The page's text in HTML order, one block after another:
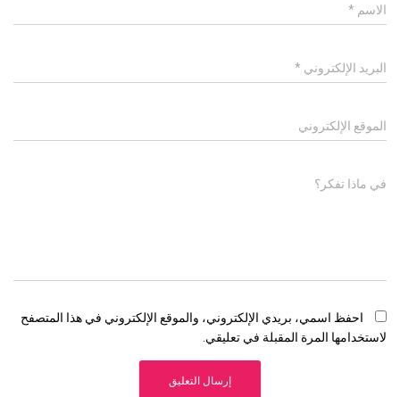
الاسم *
البريد الإلكتروني *
الموقع الإلكتروني
في ماذا تفكر؟
احفظ اسمي، بريدي الإلكتروني، والموقع الإلكتروني في هذا المتصفح
لاستخدامها المرة المقبلة في تعليقي.